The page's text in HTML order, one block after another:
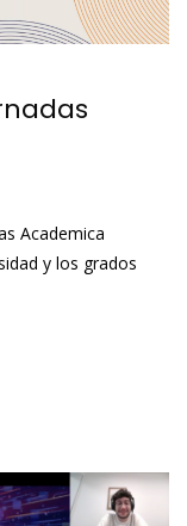
Academica
y los grados